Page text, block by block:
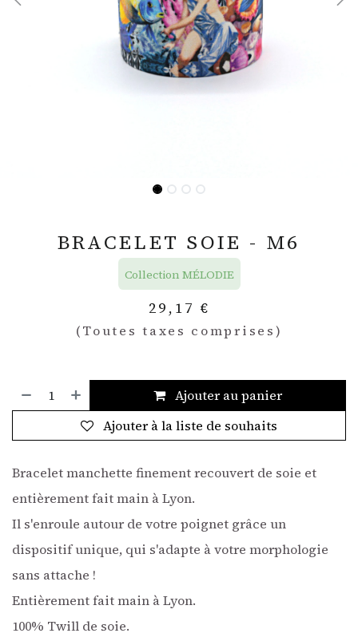
BRACELET SOIE - M6
Collection MÉLODIE
29,17 €
(Toutes taxes comprises)
Ajouter au panier
Ajouter à la liste de souhaits
Bracelet manchette finement recouvert de soie et
entièrement fait main à Lyon.
Il s'enroule autour de votre poignet grâce un
dispositif unique, qui s'adapte à votre morphologie
sans attache !
Entièrement fait main à Lyon.
100% Twill de soie.